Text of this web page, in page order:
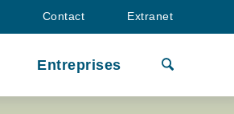
Contact Extranet
Entreprises